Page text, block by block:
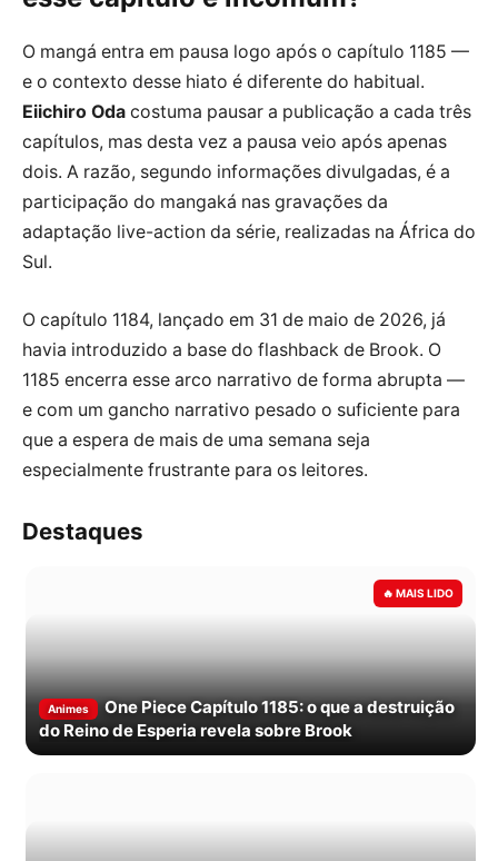
O mangá entra em pausa logo após o capítulo 1185 —
e o contexto desse hiato é diferente do habitual.
Eiichiro Oda costuma pausar a publicação a cada três
capítulos, mas desta vez a pausa veio após apenas
dois. A razão, segundo informações divulgadas, é a
participação do mangaká nas gravações da
adaptação live-action da série, realizadas na África do
Sul.
O capítulo 1184, lançado em 31 de maio de 2026, já
havia introduzido a base do flashback de Brook. O
1185 encerra esse arco narrativo de forma abrupta —
e com um gancho narrativo pesado o suficiente para
que a espera de mais de uma semana seja
especialmente frustrante para os leitores.
Destaques
Animes
One Piece Capítulo 1185: o que a destruição
do Reino de Esperia revela sobre Brook